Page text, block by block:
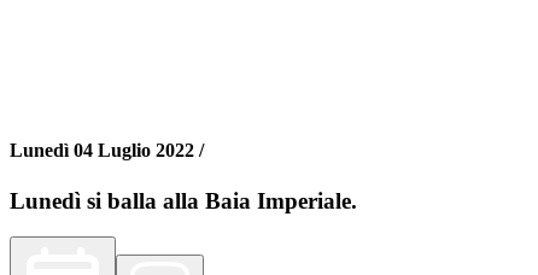
Lunedì 04 Luglio 2022 /
Lunedì si balla alla Baia Imperiale.